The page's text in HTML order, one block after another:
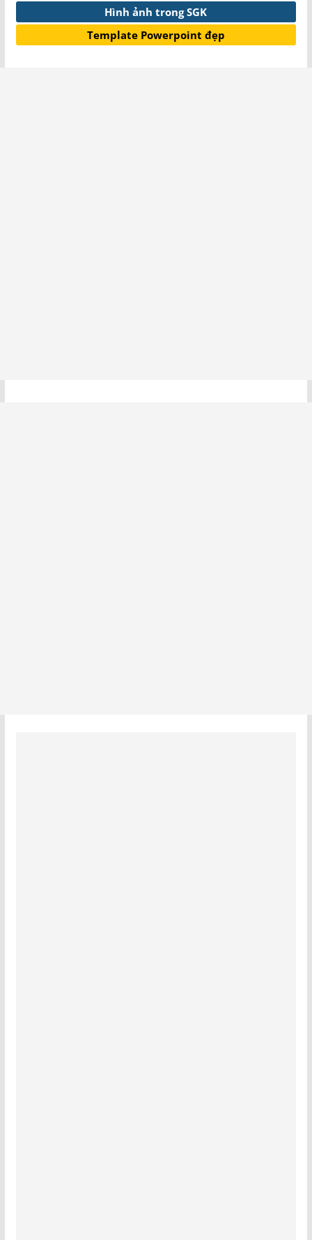
Hình ảnh trong SGK
Template Powerpoint đẹp